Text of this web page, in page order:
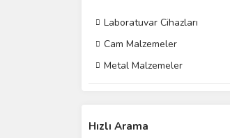
Laboratuvar Cihazları
Cam Malzemeler
Metal Malzemeler
Hızlı Arama